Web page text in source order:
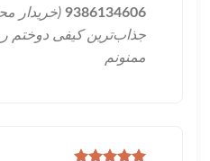
امتیاز5از
9386134606 (خریدار
جذاب‌ترین کیفی دوختم
ممنونم